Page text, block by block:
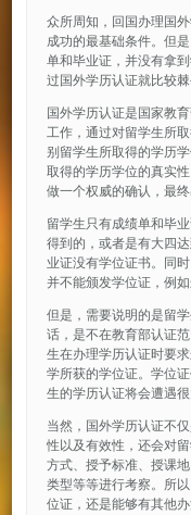
众所周知，回国办理国
成功的最基础条件。但
单和毕业证，并没有拿
过国外学历认证就比较棘
国外学历认证是国家教
工作，通过对留学生所
别留学生所取得的学历
取得的学历学位的真实
做一个权威的确认，最终
留学生只有成绩单和毕
得到的，或者是有大四
业证没有学位证书。同
并不能颁发学位证，例
但是，需要说明的是留
话，是不在教育部认证
生在办理学历认证时要
学所获的学位证。学位
生的学历认证将会遭遇很
当然，国外学历认证不
性以及有效性，还会对
方式、授予标准、授课
类型等等进行考察。所
位证，还是能够有其他办